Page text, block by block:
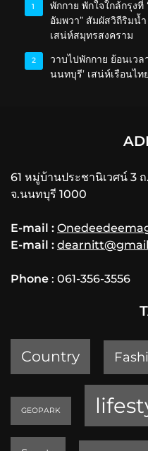
1
พักกาย พักใจใกล้กรุง
อัมพวา” สัมผัสวิถีริมน้
เสน่ห์สมุทรสงคราม
2
วาบไปพักกาย ย้อนเว
นนทบุรี’ เสน่ห์เรือนไ
61 หมู่บ้านประชานิเวศน์ 3
จ.นนทบุรี 1000
E-mail :
E-mail :
Phone : 061-356-3556
Country
GEOPARK